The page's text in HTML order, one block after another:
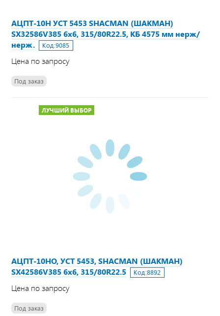
АЦПТ-10Н УСТ 5453 SHACMAN (ШАКМАН)
SX32586V385 6х6, 315/80R22.5, КБ 4575 мм нерж/
нерж.
Код:9085
Цена по запросу
Под заказ
ЛУЧШИЙ ВЫБОР
АЦПТ-10НО, УСТ 5453, SHACMAN (ШАКМАН)
SX42586V385 6х6, 315/80R22.5
Код:8892
Цена по запросу
Под заказ